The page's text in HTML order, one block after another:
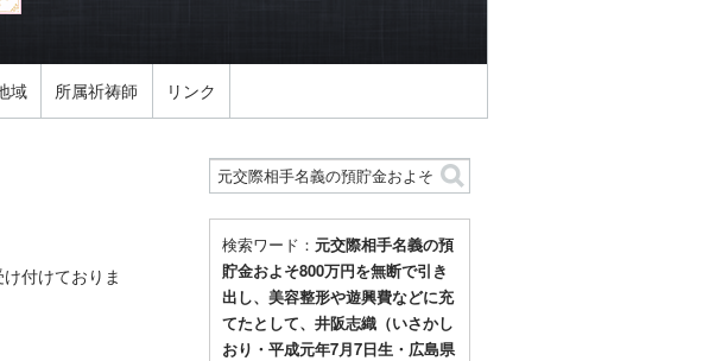
域 所属祈祷師 リンク
付けておりま
検索ワード： 元交際相手名義の預
貯金およそ800万円を無断で引き
出し、美容整形や遊興費などに充
てたとして、井阪志織（いさかし
おり・平成元年7月7日生・広島県